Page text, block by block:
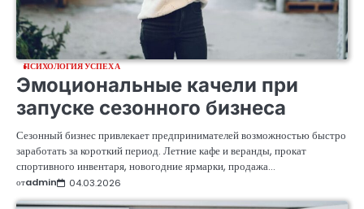
ПСИХОЛОГИЯ УСПЕХА
Эмоциональные качели при
запуске сезонного бизнеса
Сезонный бизнес привлекает предпринимателей возможностью быстро
заработать за короткий период. Летние кафе и веранды, прокат
спортивного инвентаря, новогодние ярмарки, продажа…
отadmin 04.03.2026